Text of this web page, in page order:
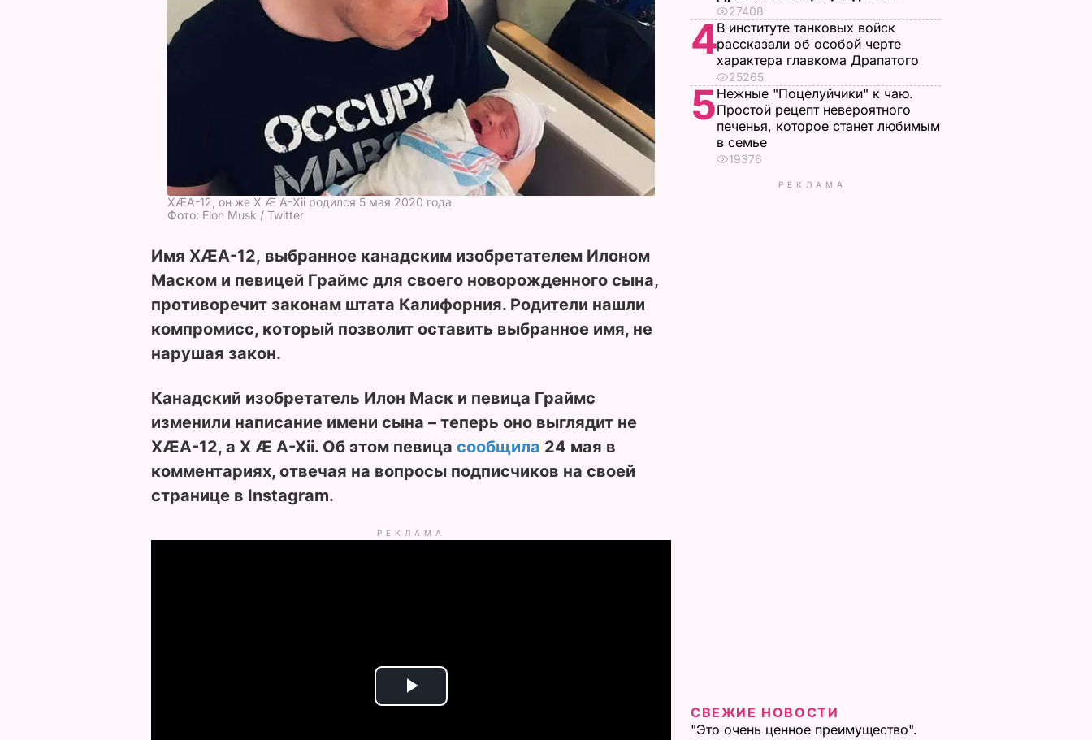
XÆA-12, он же Х Æ A-Xii родился 5 мая 2020 года
Фото: Elon Musk / Twitter
Имя XÆA-12, выбранное канадским изобретателем Илоном
Маском и певицей Граймс для своего новорожденного сына,
противоречит законам штата Калифорния. Родители нашли
компромисс, который позволит оставить выбранное имя, не
нарушая закон.
Канадский изобретатель Илон Маск и певица Граймс
изменили написание имени сына – теперь оно выглядит не
XÆA-12, а Х Æ A-Xii. Об этом певица сообщила 24 мая в
комментариях, отвечая на вопросы подписчиков на своей
странице в Instagram.
РЕКЛАМА
P
27408
4В институте танковых войск
рассказали об особой черте
характера главкома Драпатого
25265
5Нежные "Поцелуйчики" к чаю.
Простой рецепт невероятного
печенья, которое станет любимым
в семье
19376
РЕКЛАМА
СВЕЖИЕ НОВОСТИ
"Это очень ценное преимущество".